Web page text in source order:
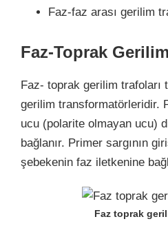
Faz-faz arası gerilim
Faz-Toprak
Faz- toprak gerilim trafoları
gerilim transformatörleridir.
ucu (polarite olmayan ucu)
bağlanır. Primer sargının
şebekenin faz iletkenine
Faz toprak